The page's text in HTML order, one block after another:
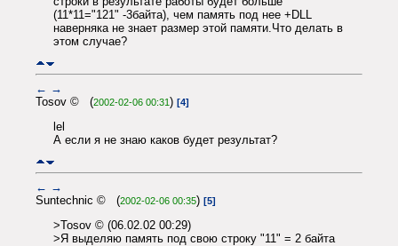
(11*11="121" -3байта), чем память под нее +DLL
наверняка не знает размер этой памяти.Что делать в
этом случае?
← →
Tosov © (2002-02-06 00:31) [4]
lel
А если я не знаю каков будет результат?
← →
Suntechnic © (2002-02-06 00:35) [5]
>Tosov © (06.02.02 00:29)
>Я выделяю память под свою строку "11" = 2 байта